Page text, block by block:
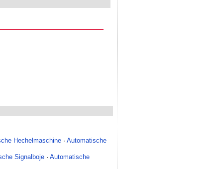
Hechelmaschine ·Automatische
Signalboje ·Automatische